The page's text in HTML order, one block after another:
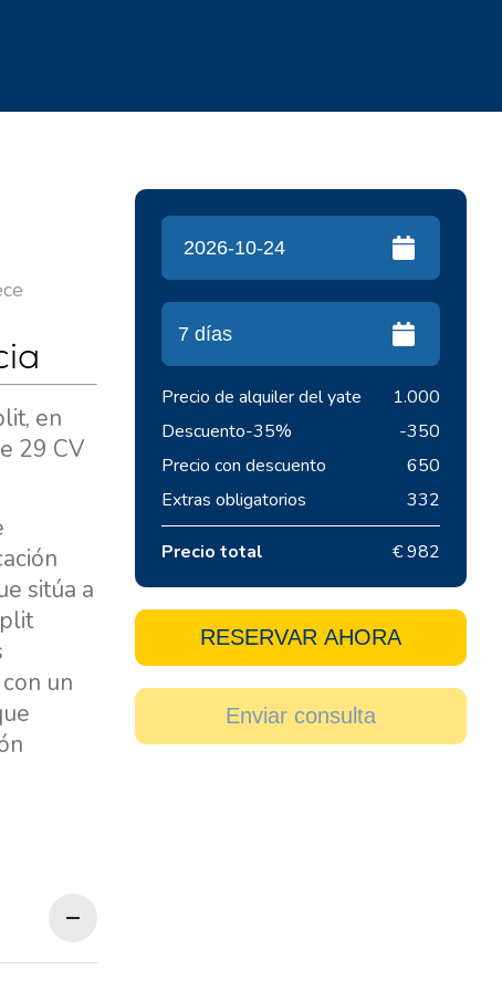
en
29 CV
sitúa a
un
Precio de alquiler del yate
1.000
Descuento-35%
-350
Precio con descuento
650
Extras obligatorios
332
Precio total € 982
RESERVAR AHORA
Enviar consulta